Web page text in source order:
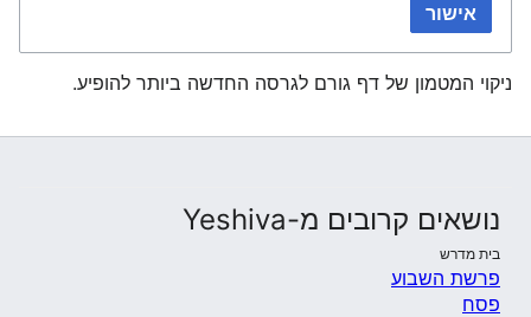
אישור
ניקוי המטמון של דף גורם לגרסה החדשה ביותר להופיע.
נושאים קרובים מ-Yeshiva
בית מדרש
פרשת השבוע
פסח